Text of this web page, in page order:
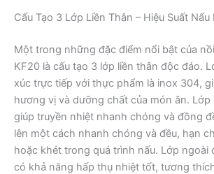
Cấu Tạo 3 Lớp Liền Thân – Hiệu Suất
Một trong những đặc điểm nổi bật của
KF20 là cấu tạo 3 lớp liền thân độc đáo.
xúc trực tiếp với thực phẩm là inox 304,
hương vị và dưỡng chất của món ăn. Lớp
giúp truyền nhiệt nhanh chóng và đồng
lên một cách nhanh chóng và đều, hạn
hoặc khét trong quá trình nấu. Lớp ngoài
có khả năng hấp thụ nhiệt tốt, tương